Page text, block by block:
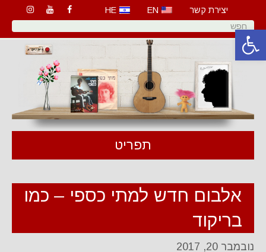
פתח סרגל נגישות
יצירת קשר EN
HE
תפריט
אלבום חדש למתי כספי – כמו
בריקוד
נובמבר 20, 2017